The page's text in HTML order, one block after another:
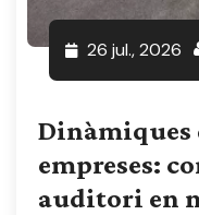
26 jul., 2026
Dinàmiques
empreses:
auditori en